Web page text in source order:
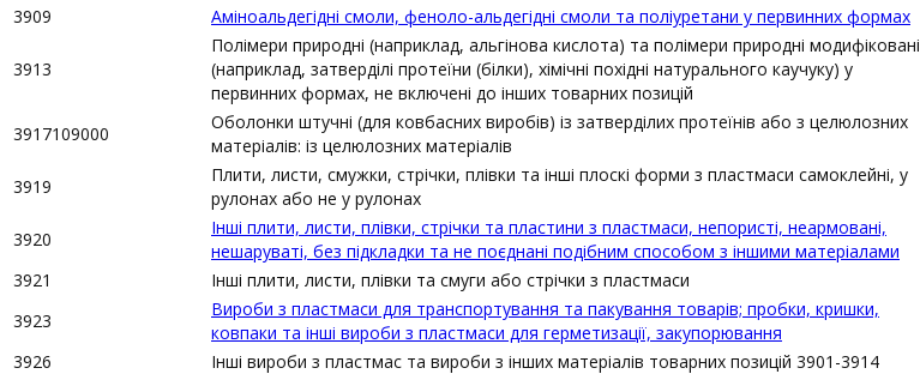
3909
Аміноальдегідні смоли, феноло-альдегідні смоли та поліуретани у первинних формах
3913
Полімери природні (наприклад, альгінова кислотa) та полімери природні модифіковані
(наприклад, затверділі протеїни (білки), хімічні похідні натурального каучуку) у
первинних формах, не включені до інших товарних позицій
3917109000
Оболонки штучні (для ковбасних виробів) із затверділих протеїнів або з целюлозних
матеріалів: із целюлозних матеріалів
3919
Плити, листи, смужки, стрічки, плівки та інші плоскі форми з пластмаси самоклейні, у
рулонах або не у рулонах
3920
Інші плити, листи, плівки, стрічки та пластини з пластмаси, непористі, неармовані,
нешаруваті, без підкладки та не поєднані подібним способом з іншими матеріалами
3921
Інші плити, листи, плівки та смуги або стрічки з пластмаси
3923
Вироби з пластмаси для транспортування та пакування товарів; пробки, кришки,
ковпаки та інші вироби з пластмаси для герметизації, закупорювання
3926
Інші вироби з пластмас та вироби з інших матеріалів товарних позицій 3901-3914